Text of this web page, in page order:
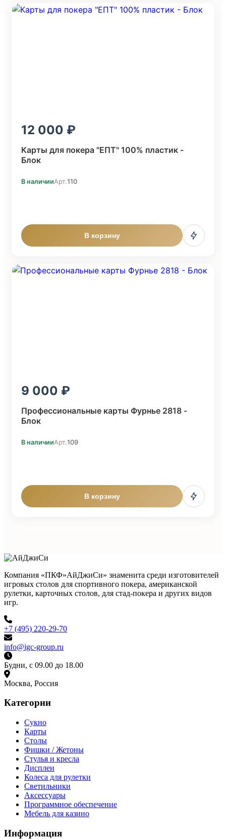
12 000
Карты для покера "ЕПТ" 100% пластик -
Блок
В наличииАрт.110
В корзину
9 000
Профессиональные карты Фурнье 2818 -
Блок
В наличииАрт.109
В корзину
Компания «ПКФ»АйДжиСи» знаменита среди изготовителей
игровых столов для спортивного покера, американской
рулетки, карточных столов, для стад-покера и других видов
игр.
+7 (495) 220-29-70
info@igc-group.ru
Будни, с 09.00 до 18.00
Москва, Россия
Категории
Сукно
Карты
Столы
Фишки / Жетоны
Стулья и кресла
Дисплеи
Колеса для рулетки
Светильники
Аксессуары
Программное обеспечение
Мебель для казино
Информация